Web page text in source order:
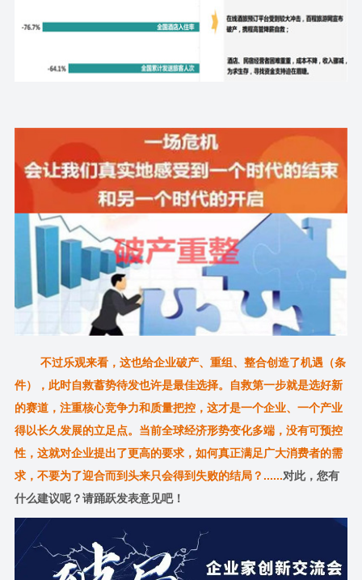
不过乐观来看，这也给企业破产、重组、整合创造了机遇（条
件），此时自救蓄势待发也许是最佳选择。自救第一步就是选好新
的赛道，注重核心竞争力和质量把控，这才是一个企业、一个产业
得以长久发展的立足点。当前全球经济形势变化多端，没有可预控
性，这就对企业提出了更高的要求，如何真正满足广大消费者的需
求，不要为了迎合而到头来只会得到失败的结局？......对此，您有
什么建议呢？请踊跃发表意见吧！